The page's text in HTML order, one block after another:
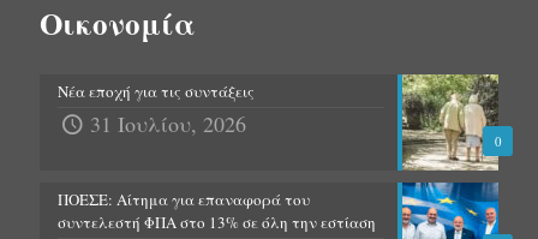
Οικονομία
0
Νέα εποχή για τις συντάξεις
31 Ιουλίου, 2026
ΠΟΕΣΕ: Αίτημα για επαναφορά του
συντελεστή ΦΠΑ στο 13% σε όλη την εστίαση